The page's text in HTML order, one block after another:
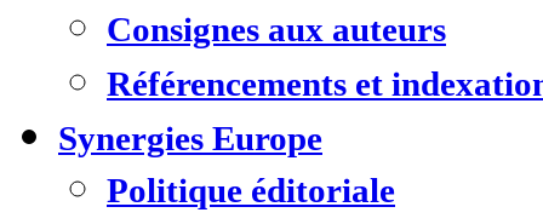
Consignes aux auteurs
Référencements et
Synergies Europe
Politique éditoriale